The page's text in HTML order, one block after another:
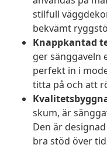
stilfull
bekvämt
Knappkantad
ger sänggaveln
perfekt in i
titta på och att
skum, är
Den är
bra stöd över